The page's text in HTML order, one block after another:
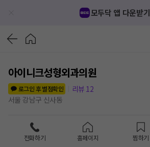
모두닥 앱 다운받기
아이니크성형외과의원
로그인 후 별점확인
리뷰 12
서울 강남구 신사동
전화하기 홈페이지 찜하기